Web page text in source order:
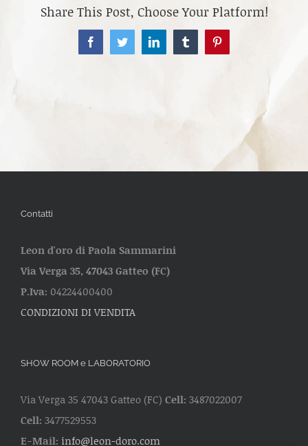
Share This Post, Choose Your Platform!
FacebookTwitterLinkedInTumblrPinterest
Contatti
Leon d'oro di Paola Sammarini
Via Verga 35, 47043 Gatteo (FC)
P.Iva: 04224400400
CONDIZIONI DI VENDITA
SHOW ROOM e LABORATORIO
Via Verga 35 47043 Gatteo (FC) Cell: 3487022007
Cell: 3477529553
E-Mail: info@leon-doro.com